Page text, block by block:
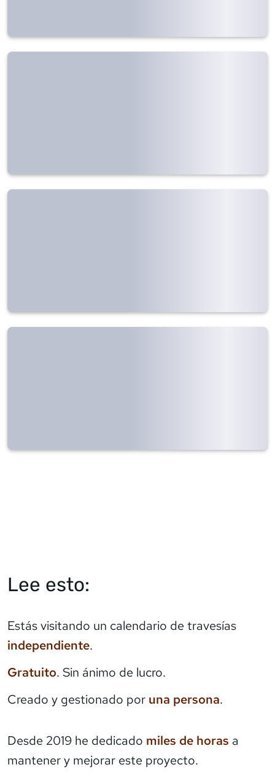
Lee esto:
Estás visitando un calendario de travesías
independiente.
Gratuito. Sin ánimo de lucro.
Creado y gestionado por una persona.
Desde 2019 he dedicado miles de horas a
mantener y mejorar este proyecto.